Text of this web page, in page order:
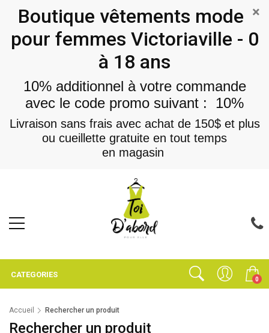
×
Boutique vêtements mode
pour femmes Victoriaville - 0
à 18 ans
10% additionnel à votre commande
avec le code promo suivant : 10%
Livraison sans frais avec achat de 150$ et plus
ou cueillette gratuite en tout temps
en magasin
0
CATEGORIES
Accueil Rechercher un produit
Rechercher un produit